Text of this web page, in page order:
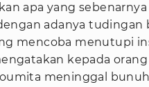
apa yang
adanya tudingan
mencoba menutupi
kepada
meninggal